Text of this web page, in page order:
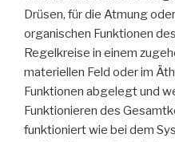
Drüsen, für die Atmung
organischen Funktionen
Regelkreise in einem
materiellen Feld oder im
Funktionen abgelegt und
Funktionieren des
funktioniert wie bei dem